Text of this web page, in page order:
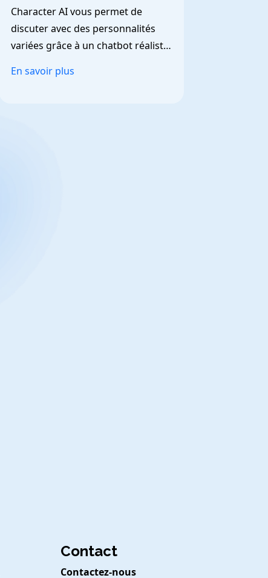
Character AI vous permet de
discuter avec des personnalités
variées grâce à un chatbot réaliste
En savoir plus
Contact
Contactez-nous